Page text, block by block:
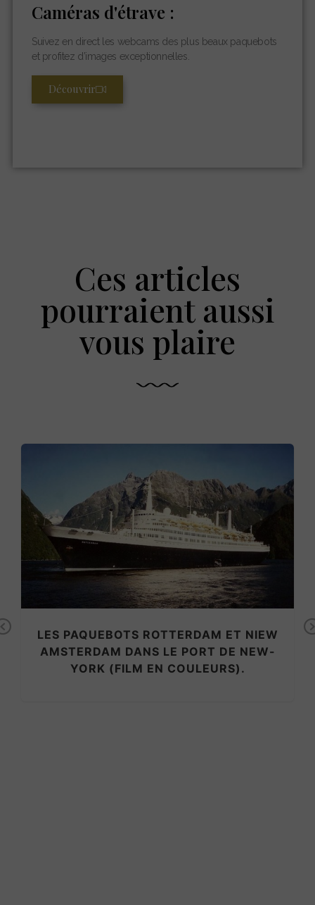
Caméras d'étrave :
Suivez en direct les webcams des plus beaux paquebots
et profitez d’images exceptionnelles.
Découvrir
Ces articles
pourraient aussi
vous plaire
Previous
LES PAQUEBOTS ROTTERDAM ET NIEW
AMSTERDAM DANS LE PORT DE NEW-
YORK (FILM EN COULEURS).